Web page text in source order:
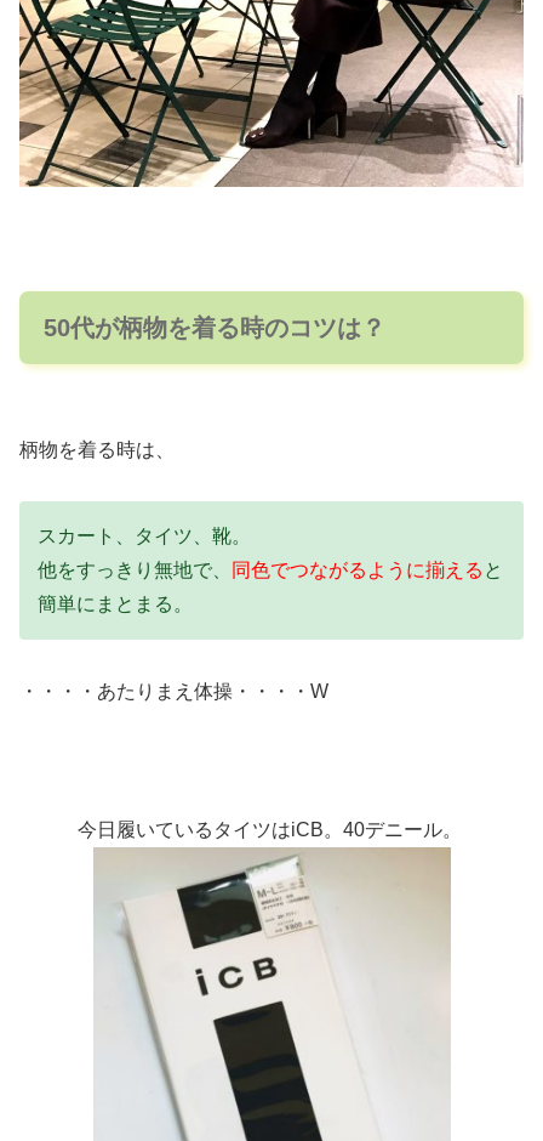
50代が柄物を着る時のコツは？
柄物を着る時は、
スカート、タイツ、靴。
他をすっきり無地で、
同色でつながるように揃える と
簡単にまとまる。
・・・・あたりまえ体操・・・・W
今日履いているタイツはiCB。40デニール。